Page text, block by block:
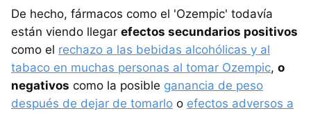
De hecho, fármacos como el 'Ozempic' todavía
están viendo llegar efectos secundarios positivos
como el rechazo a las bebidas alcohólicas y al
tabaco en muchas personas al tomar Ozempic, o
negativos como la posible ganancia de peso
después de dejar de tomarlo o efectos adversos a